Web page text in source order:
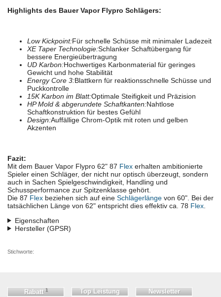
Highlights des Bauer Vapor Flypro Schlägers:
Low Kickpoint:Für schnelle Schüsse mit minimaler Ladezeit
XE Taper Technologie:Schlanker Schaftübergang für
bessere Energieübertragung
UD Karbon:Hochwertiges Karbonmaterial für geringes
Gewicht und hohe Stabilität
Energy Core 3:Blattkern für reaktionsschnelle Schüsse und
Puckkontrolle
15K Karbon im Blatt:Optimale Steifigkeit und Präzision
HP Mold & abgerundete Schaftkanten:Nahtlose
Schaftkonstruktion für bestes Gefühl
Design:Auffällige Chrom-Optik mit roten und gelben
Akzenten
Fazit:
Mit dem Bauer Vapor Flypro 62" 87 Flex erhalten ambitionierte
Spieler einen Schläger, der nicht nur optisch überzeugt, sondern
auch in Sachen Spielgeschwindigkeit, Handling und
Schussperformance zur Spitzenklasse gehört.
Die 87 Flex beziehen sich auf eine Schlägerlänge von 60". Bei der
tatsächlichen Länge von 62" entspricht dies effektiv ca. 78 Flex
Eigenschaften
Hersteller (GPSR)
Stichworte:
Rabatt 1 Top Leistung Newsletter